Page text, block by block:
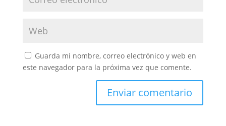
Guarda mi nombre, correo electrónico y web en
este navegador para la próxima vez que comente.